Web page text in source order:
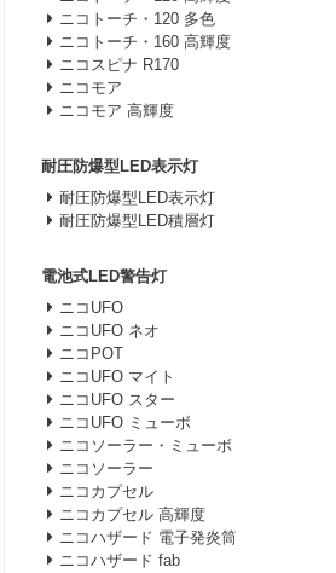
ニコトーチ・120 多色
ニコトーチ・160 高輝度
ニコスピナ R170
ニコモア
ニコモア 高輝度
耐圧防爆型LED表示灯
耐圧防爆型LED表示灯
耐圧防爆型LED積層灯
電池式LED警告灯
ニコUFO
ニコUFO ネオ
ニコPOT
ニコUFO マイト
ニコUFO スター
ニコUFO ミューボ
ニコソーラー・ミューボ
ニコソーラー
ニコカプセル
ニコカプセル 高輝度
ニコハザード 電子発炎筒
ニコハザード fab